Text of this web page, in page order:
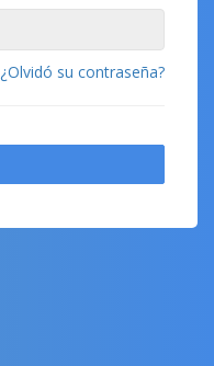
¿Olvidó su contraseña?